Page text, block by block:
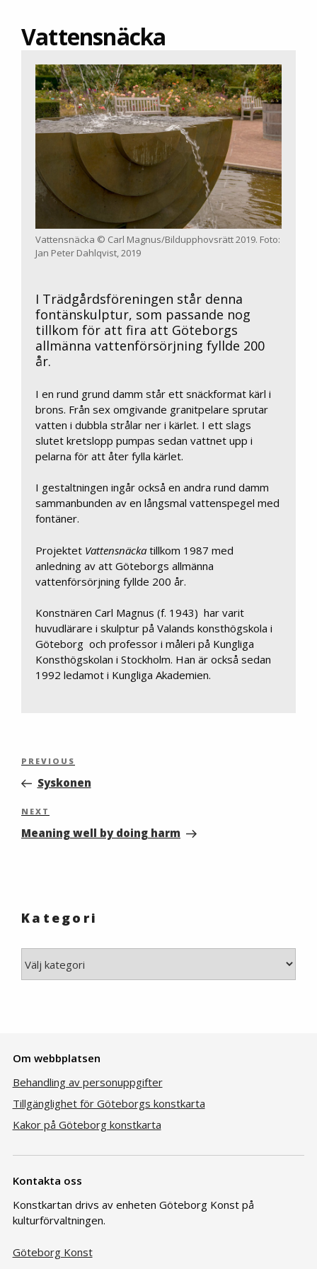
Vattensnäcka
Vattensnäcka © Carl Magnus/Bildupphovsrätt 2019. Foto:
Jan Peter Dahlqvist, 2019
I Trädgårdsföreningen står denna
fontänskulptur, som passande nog
tillkom för att fira att Göteborgs
allmänna vattenförsörjning fyllde 200
år.
I en rund grund damm står ett snäckformat kärl i
brons. Från sex omgivande granitpelare sprutar
vatten i dubbla strålar ner i kärlet. I ett slags
slutet kretslopp pumpas sedan vattnet upp i
pelarna för att åter fylla kärlet.
I gestaltningen ingår också en andra rund damm
sammanbunden av en långsmal vattenspegel med
fontäner.
Projektet Vattensnäcka tillkom 1987 med
anledning av att Göteborgs allmänna
vattenförsörjning fyllde 200 år.
Konstnären Carl Magnus (f. 1943) har varit
huvudlärare i skulptur på Valands konsthögskola i
Göteborg och professor i måleri på Kungliga
Konsthögskolan i Stockholm. Han är också sedan
1992 ledamot i Kungliga Akademien.
Inläggsnavigering
Previous
Post
PREVIOUS
Syskonen
Next
Post
NEXT
Meaning well by doing harm
Kategori
Om webbplatsen
Behandling av personuppgifter
Tillgänglighet för Göteborgs konstkarta
Kakor på Göteborg konstkarta
Kontakta oss
Konstkartan drivs av enheten Göteborg Konst på
kulturförvaltningen.
Göteborg Konst